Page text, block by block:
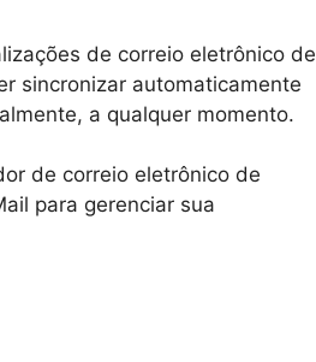
de correio eletrônico de
sincronizar automaticamente
a qualquer momento.
de correio eletrônico de
para gerenciar sua